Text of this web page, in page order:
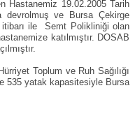
19.02.2005 Tarih
devrolmuş ve Bursa Çekirge
itibarı ile Semt Polikliniği olan
katılmıştır. DOSAB
Toplum ve Ruh Sağılığı
535 yatak kapasitesiyle Bursa